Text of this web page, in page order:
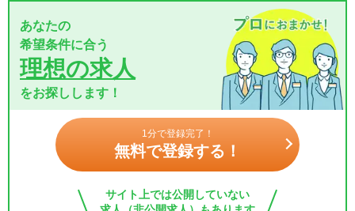
あなたの
希望条件に合う
理想の求人
をお探しします！
1分で登録完了！
無料で登録する！
サイト上では公開していない